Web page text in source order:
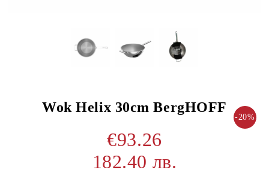
Wok Helix 30cm BergHOFF
-20%
€93.26
182.40 лв.